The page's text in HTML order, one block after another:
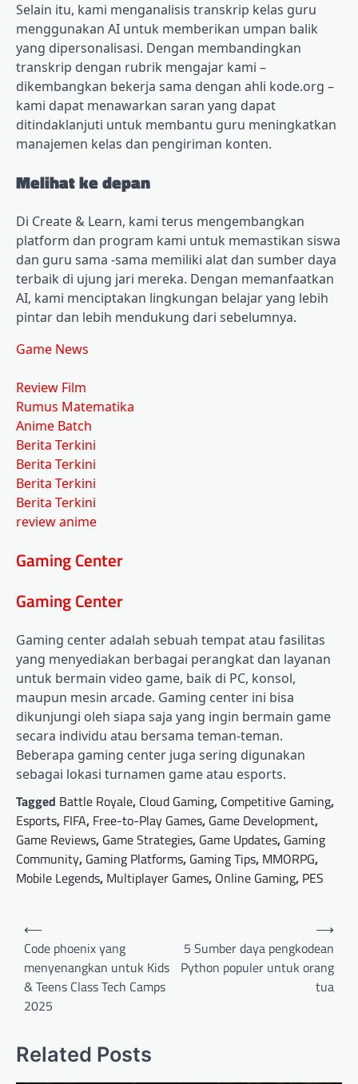
Selain itu, kami menganalisis transkrip kelas guru
menggunakan AI untuk memberikan umpan balik
yang dipersonalisasi. Dengan membandingkan
transkrip dengan rubrik mengajar kami –
dikembangkan bekerja sama dengan ahli kode.org –
kami dapat menawarkan saran yang dapat
ditindaklanjuti untuk membantu guru meningkatkan
manajemen kelas dan pengiriman konten.
Melihat ke depan
Di Create & Learn, kami terus mengembangkan
platform dan program kami untuk memastikan siswa
dan guru sama -sama memiliki alat dan sumber daya
terbaik di ujung jari mereka. Dengan memanfaatkan
AI, kami menciptakan lingkungan belajar yang lebih
pintar dan lebih mendukung dari sebelumnya.
Game News
Review Film
Rumus Matematika
Anime Batch
Berita Terkini
Berita Terkini
Berita Terkini
Berita Terkini
review anime
Gaming Center
Gaming Center
Gaming center adalah sebuah tempat atau fasilitas
yang menyediakan berbagai perangkat dan layanan
untuk bermain video game, baik di PC, konsol,
maupun mesin arcade. Gaming center ini bisa
dikunjungi oleh siapa saja yang ingin bermain game
secara individu atau bersama teman-teman.
Beberapa gaming center juga sering digunakan
sebagai lokasi turnamen game atau esports.
Tagged Battle Royale, Cloud Gaming, Competitive Gaming,
Esports, FIFA, Free-to-Play Games, Game Development,
Game Reviews, Game Strategies, Game Updates, Gaming
Community, Gaming Platforms, Gaming Tips, MMORPG,
Mobile Legends, Multiplayer Games, Online Gaming, PES
Post
navigation
⟵
Code phoenix yang
menyenangkan untuk Kids
& Teens Class Tech Camps
2025
5 Sumber daya pengkodean
Python populer untuk orang
tua
⟶
Related Posts